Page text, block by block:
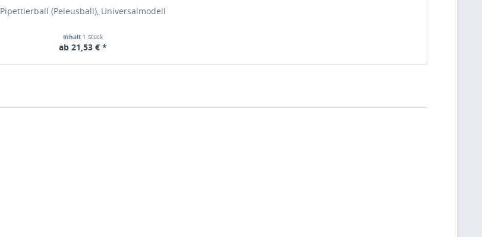
Pipettierball (Peleusball), Universalmodell
Inhalt 1 Stück
ab 21,53 € *